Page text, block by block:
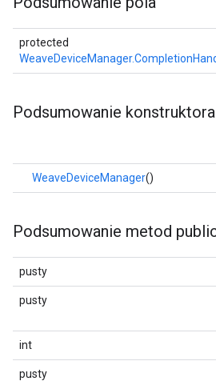
protected
Podsumowanie
WeaveDeviceManager()
Podsumowanie metod
pusty
pusty
int
pusty